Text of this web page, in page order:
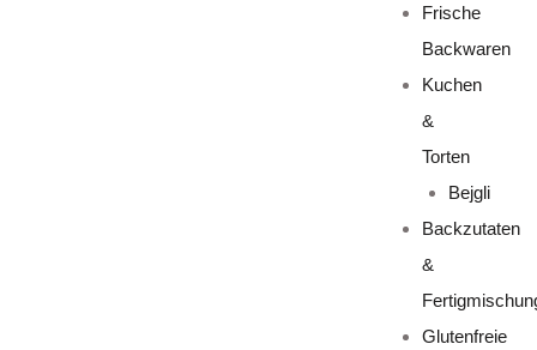
Frische
Backwaren
Kuchen
&
Torten
Bejgli
Backzutaten
&
Glutenfreie